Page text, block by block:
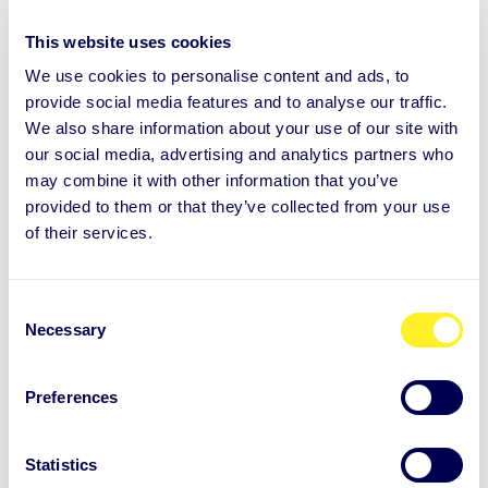
This website uses cookies
We use cookies to personalise content and ads, to
provide social media features and to analyse our traffic.
We also share information about your use of our site with
our social media, advertising and analytics partners who
may combine it with other information that you’ve
provided to them or that they’ve collected from your use
of their services.
Necessary
Preferences
Statistics
tämän jutun juoni. Juuri silloin kun tuntuu, että et
ansaitse, on paras hetki harjoitella
itsemyötätuntoa! Ole läsnä näille epäileville ja
mahdollisesti tuskallisillekin tuntemuksillesi. Tee
päätös olla itsesi puolella.
myös asiakkaani, joka kuvaa Auntie-tapaamisissa
aivan uusi oivallus. Olen vasta saanut työvälineitä